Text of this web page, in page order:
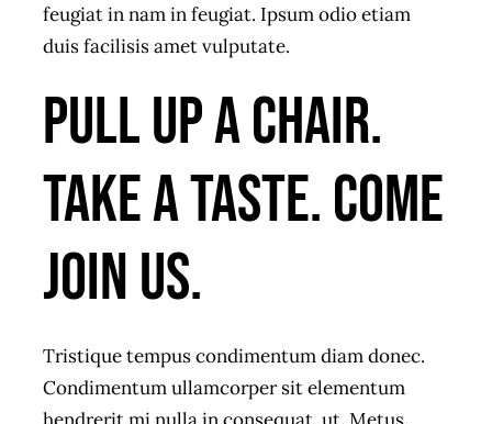
feugiat in nam in feugiat. Ipsum odio etiam
duis facilisis amet vulputate.
Pull up a chair.
Take a taste. Come
join us.
Tristique tempus condimentum diam donec.
Condimentum ullamcorper sit elementum